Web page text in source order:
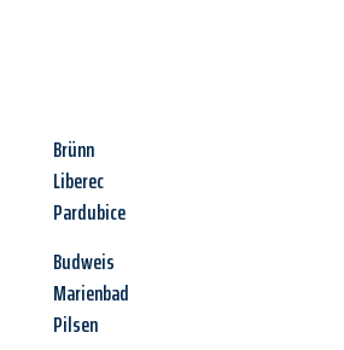
Brünn
Liberec
Pardubice
Budweis
Marienbad
Pilsen